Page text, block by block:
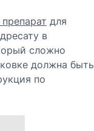
для
в
сложно
должна быть
по